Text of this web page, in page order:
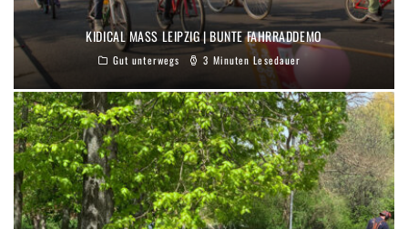
KIDICAL MASS LEIPZIG | BUNTE FAHRRADDEMO
Gut unterwegs 3 Minuten Lesedauer